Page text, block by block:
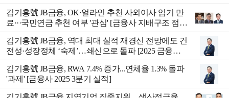
김기홍號 JB금융, OK·얼라인 추천 사외이사 임기 만
료···국민연금 추천 여부 '관심' [금융사 지배구조 점
검]
김기홍號 JB금융, 역대 최대 실적 재경신 전망에도 건
전성·성장정체 ‘숙제’…쇄신으로 돌파 [2025 금융지
주 실적]
김기홍號 JB금융, RWA 7.4% 증가...연체율 1.3% 돌파
'과제' [금융사 2025 3분기 실적]